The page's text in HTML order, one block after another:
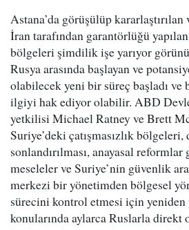
Astana’da görüşülüp
İran tarafından garantörlüğü yapılan
bölgeleri şimdilik işe yarıyor
Rusya arasında başlayan ve
olabilecek yeni bir süreç başladı ve
ilgiyi hak ediyor olabilir. ABD
yetkilisi Michael Ratney ve Brett
Suriye’deki çatışmasızlık bölgeleri,
sonlandırılması, anayasal
meseleler ve Suriye’nin güvenlik
merkezi bir yönetimden bölgesel
sürecini kontrol etmesi için yeniden
konularında aylarca Ruslarla direkt